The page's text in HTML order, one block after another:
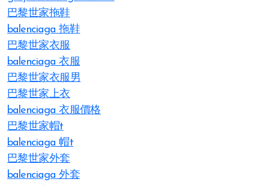
巴黎世家拖鞋
balenciaga 拖鞋
巴黎世家衣服
balenciaga 衣服
巴黎世家衣服男
巴黎世家上衣
balenciaga 衣服價格
巴黎世家帽t
balenciaga 帽t
巴黎世家外套
balenciaga 外套